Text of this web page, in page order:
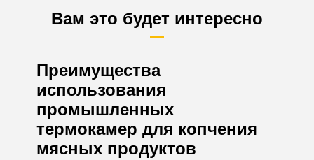
Вам это будет интересно
Преимущества
использования
промышленных
термокамер для копчения
мясных продуктов